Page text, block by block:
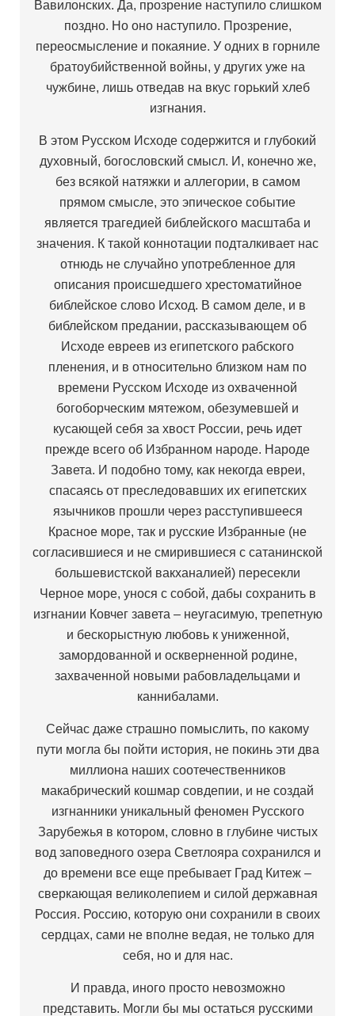
Вавилонских. Да, прозрение наступило слишком
поздно. Но оно наступило. Прозрение,
переосмысление и покаяние. У одних в горниле
братоубийственной войны, у других уже на
чужбине, лишь отведав на вкус горький хлеб
изгнания.
В этом Русском Исходе содержится и глубокий
духовный, богословский смысл. И, конечно же,
без всякой натяжки и аллегории, в самом
прямом смысле, это эпическое событие
является трагедией библейского масштаба и
значения. К такой коннотации подталкивает нас
отнюдь не случайно употребленное для
описания происшедшего хрестоматийное
библейское слово Исход. В самом деле, и в
библейском предании, рассказывающем об
Исходе евреев из египетского рабского
пленения, и в относительно близком нам по
времени Русском Исходе из охваченной
богоборческим мятежом, обезумевшей и
кусающей себя за хвост России, речь идет
прежде всего об Избранном народе. Народе
Завета. И подобно тому, как некогда евреи,
спасаясь от преследовавших их египетских
язычников прошли через расступившееся
Красное море, так и русские Избранные (не
согласившиеся и не смирившиеся с сатанинской
большевистской вакханалией) пересекли
Черное море, унося с собой, дабы сохранить в
изгнании Ковчег завета – неугасимую, трепетную
и бескорыстную любовь к униженной,
замордованной и оскверненной родине,
захваченной новыми рабовладельцами и
каннибалами.
Сейчас даже страшно помыслить, по какому
пути могла бы пойти история, не покинь эти два
миллиона наших соотечественников
макабрический кошмар совдепии, и не создай
изгнанники уникальный феномен Русского
Зарубежья в котором, словно в глубине чистых
вод заповедного озера Светлояра сохранился и
до времени все еще пребывает Град Китеж –
сверкающая великолепием и силой державная
Россия. Россию, которую они сохранили в своих
сердцах, сами не вполне ведая, не только для
себя, но и для нас.
И правда, иного просто невозможно
представить. Могли бы мы остаться русскими